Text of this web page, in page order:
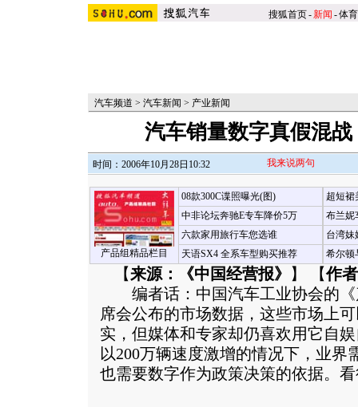
搜狐首页-新闻 -体育
汽车频道 > 汽车新闻 > 产业新闻
汽车销量数字真假混
时间：2006年10月28日10:32 我来说两句
产品组精品栏目
08款300C谍照曝光(图)
中非论坛奔驰E专车降价5万
六款家用旅行车您选谁
天语SX4 全系车型购买推荐
超短裙
布兰妮
台湾妹
希尔顿
【来源：《中国经营报》 】 【作
编者话：中国汽车工业协会的《
席会公布的市场数据，这些市场上
实，但媒体和专家却仍喜欢用它自
以200万辆速度激增的情况下，业界
也需要数字作为政策决策的依据。